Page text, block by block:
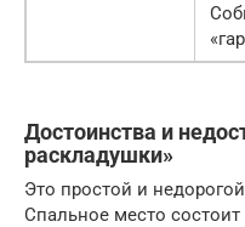
Достоинства и
раскладушки»
Это простой и
Спальное место